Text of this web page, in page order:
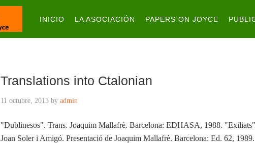
INICIO LA ASOCIACIÓN PAPERS ON JOYCE
Translations into Ctalonian
11 octubre, 2013 by admin
"Dublinesos". Trans. Joaquim Mallafrè. Barcelona: EDHASA, 1988.
Joan Soler i Amigó. Presentació de Joaquim Mallafrè. Barcelona: Ed. 62,